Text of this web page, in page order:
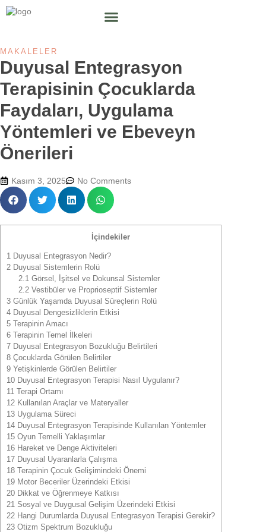
MAKALELER
Duyusal Entegrasyon
Terapisinin Çocuklarda
Faydaları, Uygulama
Yöntemleri ve Ebeveyn
Önerileri
Kasım 3, 2025 No Comments
İçindekiler
1 Duyusal Entegrasyon Nedir?
2 Duyusal Sistemlerin Rolü
2.1 Görsel, İşitsel ve Dokunsal Sistemler
2.2Vestibüler ve Proprioseptif Sistemler
3 Günlük Yaşamda Duyusal Süreçlerin Rolü
4 Duyusal Dengesizliklerin Etkisi
5 Terapinin Amacı
6 Terapinin Temel İlkeleri
7 Duyusal Entegrasyon Bozukluğu Belirtileri
8 Çocuklarda Görülen Belirtiler
9 Yetişkinlerde Görülen Belirtiler
10 Duyusal Entegrasyon Terapisi Nasıl Uygulanır?
11 Terapi Ortamı
12 Kullanılan Araçlar ve Materyaller
13 Uygulama Süreci
14 Duyusal Entegrasyon Terapisinde Kullanılan Yöntemler
15 Oyun Temelli Yaklaşımlar
16 Hareket ve Denge Aktiviteleri
17 Duyusal Uyaranlarla Çalışma
18 Terapinin Çocuk Gelişimindeki Önemi
19 Motor Beceriler Üzerindeki Etkisi
20 Dikkat ve Öğrenmeye Katkısı
21 Sosyal ve Duygusal Gelişim Üzerindeki Etkisi
22 Hangi Durumlarda Duyusal Entegrasyon Terapisi Gerekir?
23 Otizm Spektrum Bozukluğu